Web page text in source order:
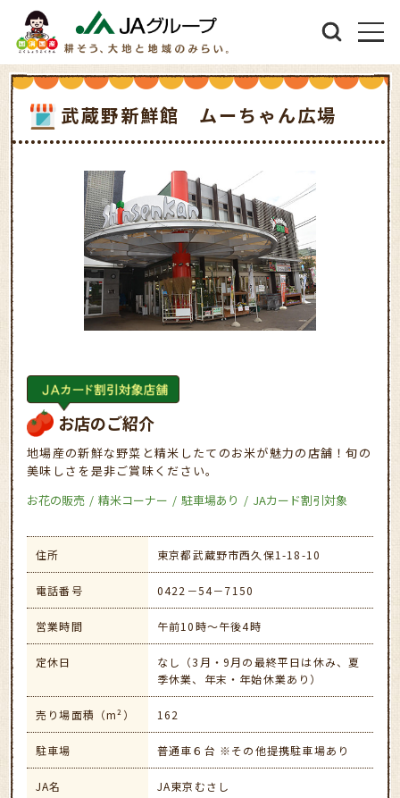
武蔵野新鮮館 ムーちゃん広場
お店のご紹介
地場産の新鮮な野菜と精米したてのお米が魅力の店舗！旬の
美味しさを是非ご賞味ください。
お花の販売
精米コーナー 駐車場あり JAカード割引対象
住所 東京都武蔵野市西久保1-18-10
電話番号 0422－54－7150
営業時間 午前10時～午後4時
定休日
なし（3月・9月の最終平日は休み、夏
季休業、年末・年始休業あり）
売り場面積（m²） 162
駐車場 普通車６台 ※その他提携駐車場あり
JA名 JA東京むさし